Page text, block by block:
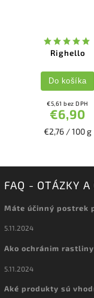
Righello
€5,61 bez DPH
€6,90
€2,76 / 100 g
Do košíka
FAQ - OTÁZKY A
Máte účinný postrek
5.11.2024
Ako ochránim
5.11.2024
Aké produkty sú